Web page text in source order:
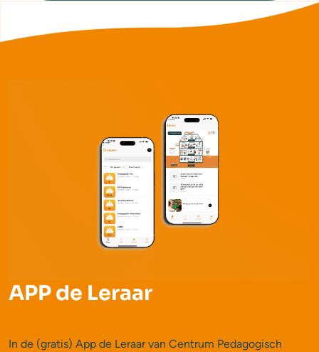
APP de Leraar
In de (gratis) App de Leraar van Centrum Pedagogisch